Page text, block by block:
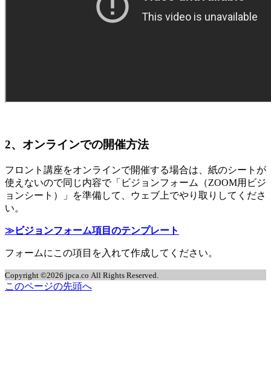
2、オンラインでの開催方法
フロント講座をオンラインで開催する場合は、紙のシートが
使えないので同じ内容で「ビジョンフォーム（ZOOM用ビジ
ョンシート）」を準備して、ウェブ上でやり取りしてくださ
い。
≫ビジョンフォーム項目のテンプレート
フォームにこの項目を入れて作成してください。
Copyright ©2026 jpca.co All Rights Reserved.
このページの先頭へ